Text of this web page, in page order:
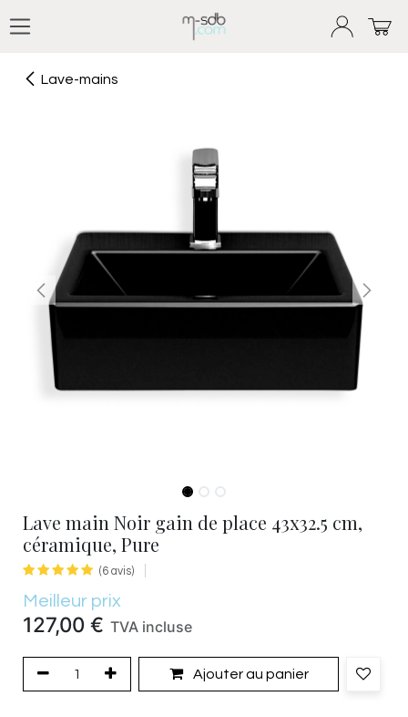
Lave-mains
Lave main Noir gain de place 43x32.5 cm,
céramique, Pure
(6 avis)
Meilleur prix
127,00 € TVA incluse
Ajouter au panier